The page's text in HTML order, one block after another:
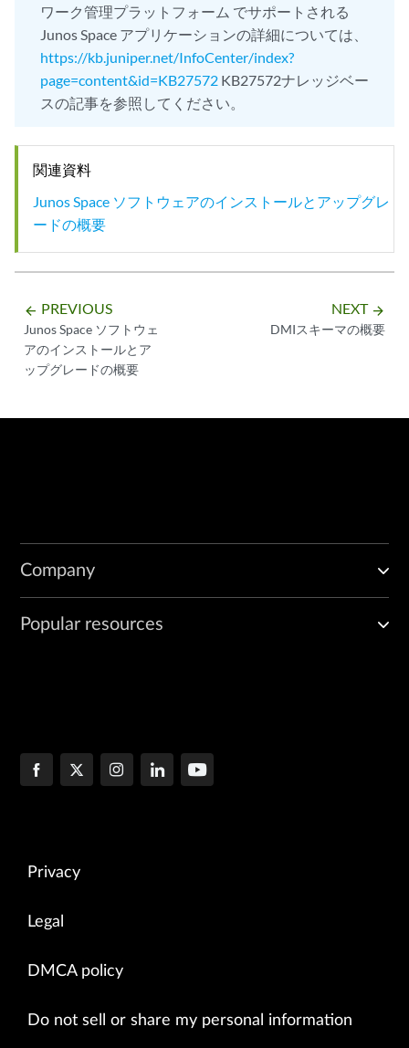
ワーク管理プラットフォーム でサポートされる
Junos Space アプリケーションの詳細については、
https://kb.juniper.net/InfoCenter/index?
page=content&id=KB27572 KB27572ナレッジベー
スの記事を参照してください。
関連資料
Junos Space ソフトウェアのインストールとアップグレ
ードの概要
arrow_backward PREVIOUS
Junos Space ソフトウェ
アのインストールとア
ップグレードの概要
NEXT arrow_forward
DMIスキーマの概要
Company
Popular resources
Privacy
Legal
DMCA policy
Do not sell or share my personal information